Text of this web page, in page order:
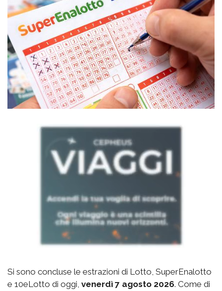
Si sono concluse le estrazioni di Lotto, SuperEnalotto
e 10eLotto di oggi, venerdì 7 agosto 2026. Come di